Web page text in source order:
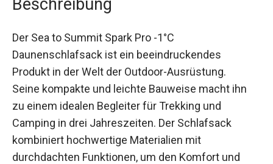
Beschreibung
Der Sea to Summit Spark Pro -1°C
Daunenschlafsack ist ein beeindruckendes
Produkt in der Welt der Outdoor-Ausrüstung.
Seine kompakte und leichte Bauweise macht ihn
zu einem idealen Begleiter für Trekking und
Camping in drei Jahreszeiten. Der Schlafsack
kombiniert hochwertige Materialien mit
durchdachten Funktionen, um den Komfort und